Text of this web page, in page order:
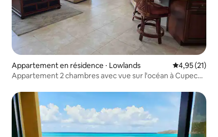
Appartement en résidence ⋅ Lowlands Évaluation
4,95 (21)
Appartement 2 chambres avec vue sur l'océan à Cupecoy